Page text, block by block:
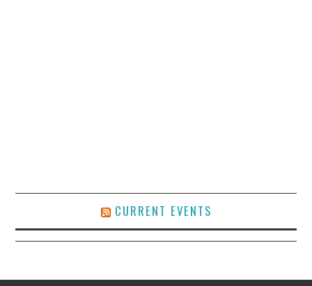
CURRENT EVENTS